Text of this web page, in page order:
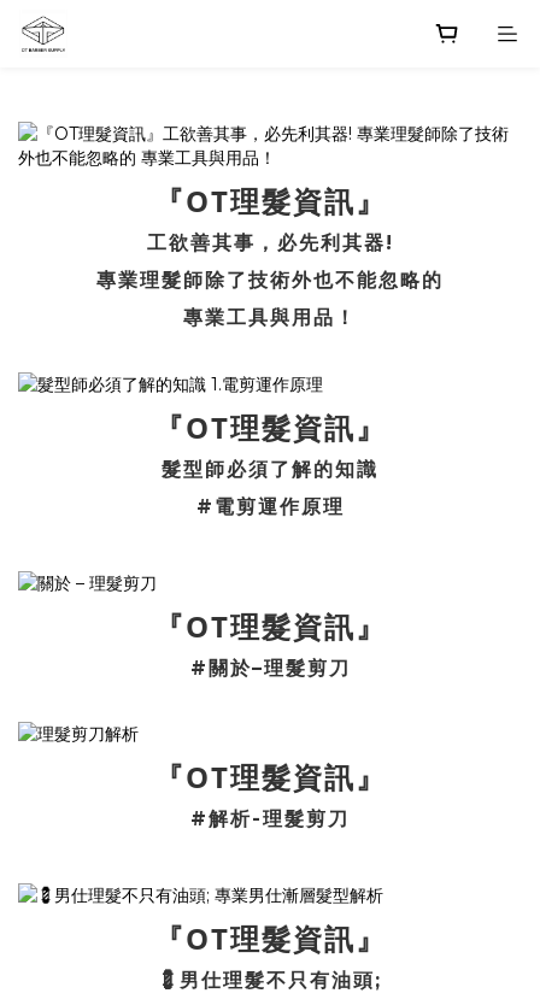
『OT理髮資訊』
工欲善其事，必先利其器!
專業理髮師除了技術外也不能忽略的
專業工具與用品！
『OT理髮資訊』
髮型師必須了解的知識
#電剪運作原理
『OT理髮資訊』
#關於–理髮剪刀
『OT理髮資訊』
#解析-理髮剪刀
『OT理髮資訊』
💈男仕理髮不只有油頭;